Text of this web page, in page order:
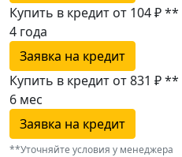
Купить в кредит от 104 ₽**
4 года
Заявка на кредит
Купить в кредит от 831 ₽**
6 мес
Заявка на кредит
**Уточняйте условия у менеджера